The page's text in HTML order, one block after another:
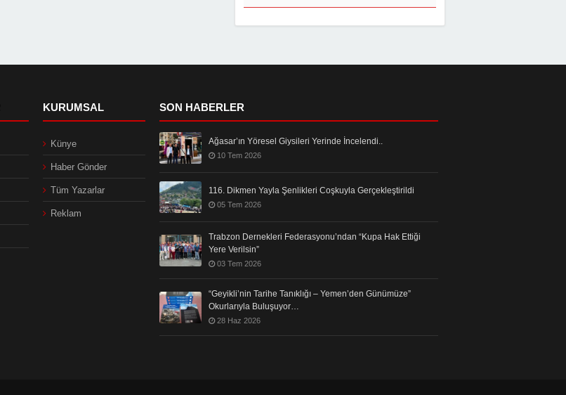
KURUMSAL
Künye
Haber Gönder
Tüm Yazarlar
Reklam
SON HABERLER
Ağasar’ın Yöresel Giysileri Yerinde İncelendi..
10 Tem 2026
116. Dikmen Yayla Şenlikleri Coşkuyla Gerçekleştirildi
05 Tem 2026
Trabzon Dernekleri Federasyonu’ndan “Kupa Hak Ettiği
Yere Verilsin”
03 Tem 2026
“Geyikli’nin Tarihe Tanıklığı – Yemen’den Günümüze”
Okurlarıyla Buluşuyor…
28 Haz 2026